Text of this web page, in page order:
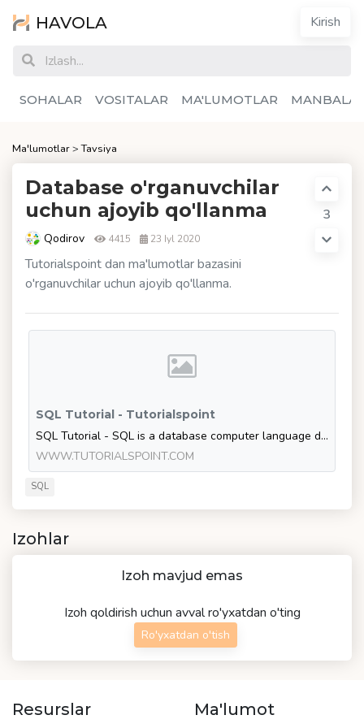
HAVOLA Kirish
SOHALAR VOSITALAR MA'LUMOTLAR
Ma'lumotlar>Tavsiya
Database o'rganuvchilar
uchun ajoyib qo'llanma
Qodirov 4415 23 Iyl 2020
Tutorialspoint dan ma'lumotlar bazasini
o'rganuvchilar uchun ajoyib qo'llanma.
3
SQL Tutorial - Tutorialspoint
SQL Tutorial - SQL is a database computer language designed for the retrieval and management of data in a relational database. SQL stands for Structured Query Language. This t
WWW.TUTORIALSPOINT.COM
SQL
Izohlar
Izoh mavjud emas
Izoh qoldirish uchun avval ro'yxatdan o'ting
Ro'yxatdan o'tish
Resurslar Ma'lumot